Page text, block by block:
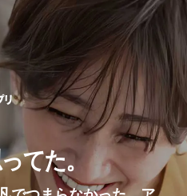
てた。